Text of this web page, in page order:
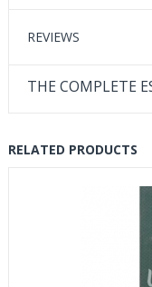
REVIEWS
THE COMPLETE
RELATED PRODUCTS